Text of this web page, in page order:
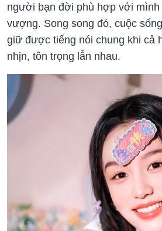
người bạn đời phù hợp với mình
vượng. Song song đó, cuộc
giữ được tiếng nói chung khi cả
nhịn, tôn trọng lẫn nhau.